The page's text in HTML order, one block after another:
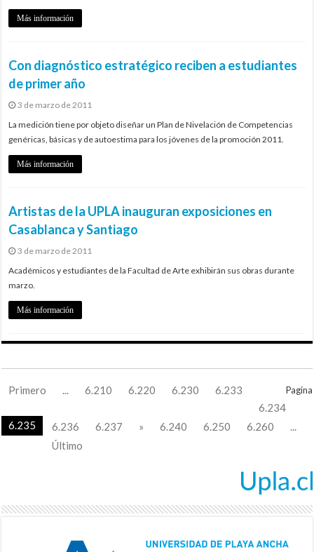
Más información
Con diagnóstico estratégico reciben a estudiantes
de primer año
3 de marzo de 2011
La medición tiene por objeto diseñar un Plan de Nivelación de Competencias
genéricas, básicas y de autoestima para los jóvenes de la promoción 2011.
Más información
Artistas de la UPLA inauguran exposiciones en
Casablanca y Santiago
3 de marzo de 2011
Académicos y estudiantes de la Facultad de Arte exhibirán sus obras durante
marzo.
Más información
Pagina
Primero 6.210 6.220 6.230
6.233
6.234
6.235
6.236 6.237 » 6.240 6.250 6.260
Último